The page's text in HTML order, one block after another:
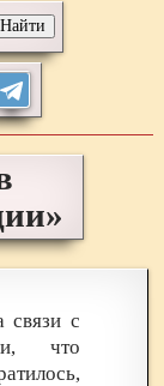
связи с
что